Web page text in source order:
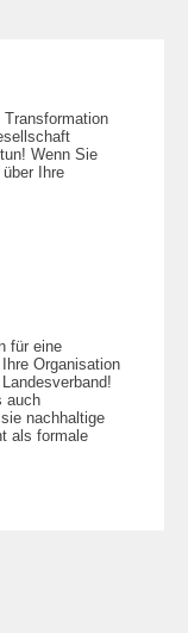
Wenn Sie
Ihre
für eine
Organisation
auch
nachhaltige
als formale